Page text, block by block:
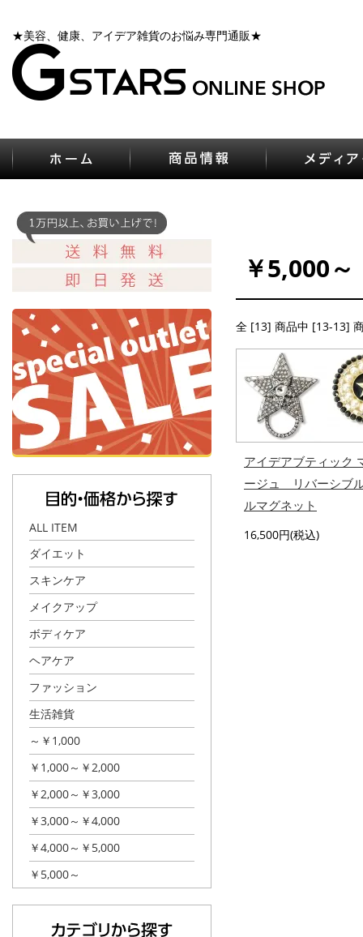
★美容、健康、アイデア雑貨のお悩み専門通販★
￥5,000～
全 [13] 商品中 [13-13]
アイデアブティック
ージュ リバーシブ
ルマグネット
16,500円(税込)
ALL ITEM
ダイエット
スキンケア
メイクアップ
ボディケア
ヘアケア
ファッション
生活雑貨
～￥1,000
￥1,000～￥2,000
￥2,000～￥3,000
￥3,000～￥4,000
￥4,000～￥5,000
￥5,000～